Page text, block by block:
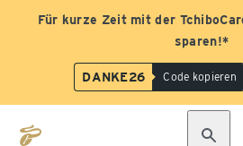
Für kurze Zeit mit der
sparen!*
DANKE26 Code kopieren